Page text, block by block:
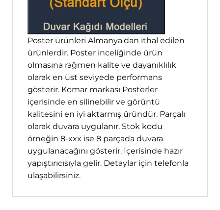
Poster ürünleri Almanya'dan ithal edilen
ürünlerdir. Poster inceliğinde ürün
olmasına rağmen kalite ve dayanıklılık
olarak en üst seviyede performans
gösterir. Komar markası Posterler
içerisinde en silinebilir ve görüntü
kalitesini en iyi aktarmış üründür. Parçalı
olarak duvara uygulanır. Stok kodu
örneğin 8-xxx ise 8 parçada duvara
uygulanacağını gösterir. İçerisinde hazır
yapıştırıcısıyla gelir. Detaylar için telefonla
ulaşabilirsiniz.